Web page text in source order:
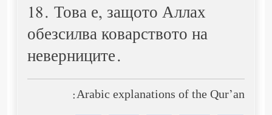
18. Това е, защото Аллах
обезсилва коварството на
неверниците.
Arabic explanations of the Qur’an: